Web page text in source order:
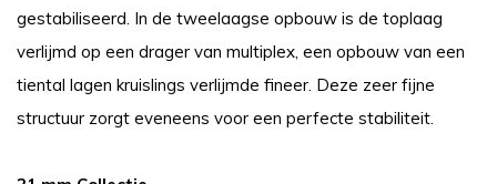
gestabiliseerd. In de tweelaagse opbouw is de toplaag
verlijmd op een drager van multiplex, een opbouw van een
tiental lagen kruislings verlijmde fineer. Deze zeer fijne
structuur zorgt eveneens voor een perfecte stabiliteit.